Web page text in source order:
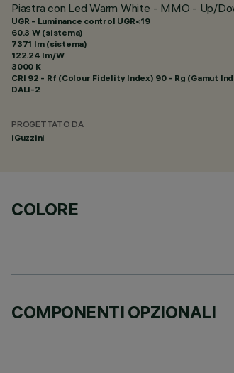
Piastra con Led Warm White - MMO - Up/
UGR - Luminance control UGR<19
60.3 W (sistema)
7371 lm (sistema)
122.24 lm/W
3000 K
CRI 92 - Rf (Colour Fidelity Index) 90 - Rg (Gamut
DALI-2
PROGETTATO DA
iGuzzini
COLORE
COMPONENTI OPZIONALI